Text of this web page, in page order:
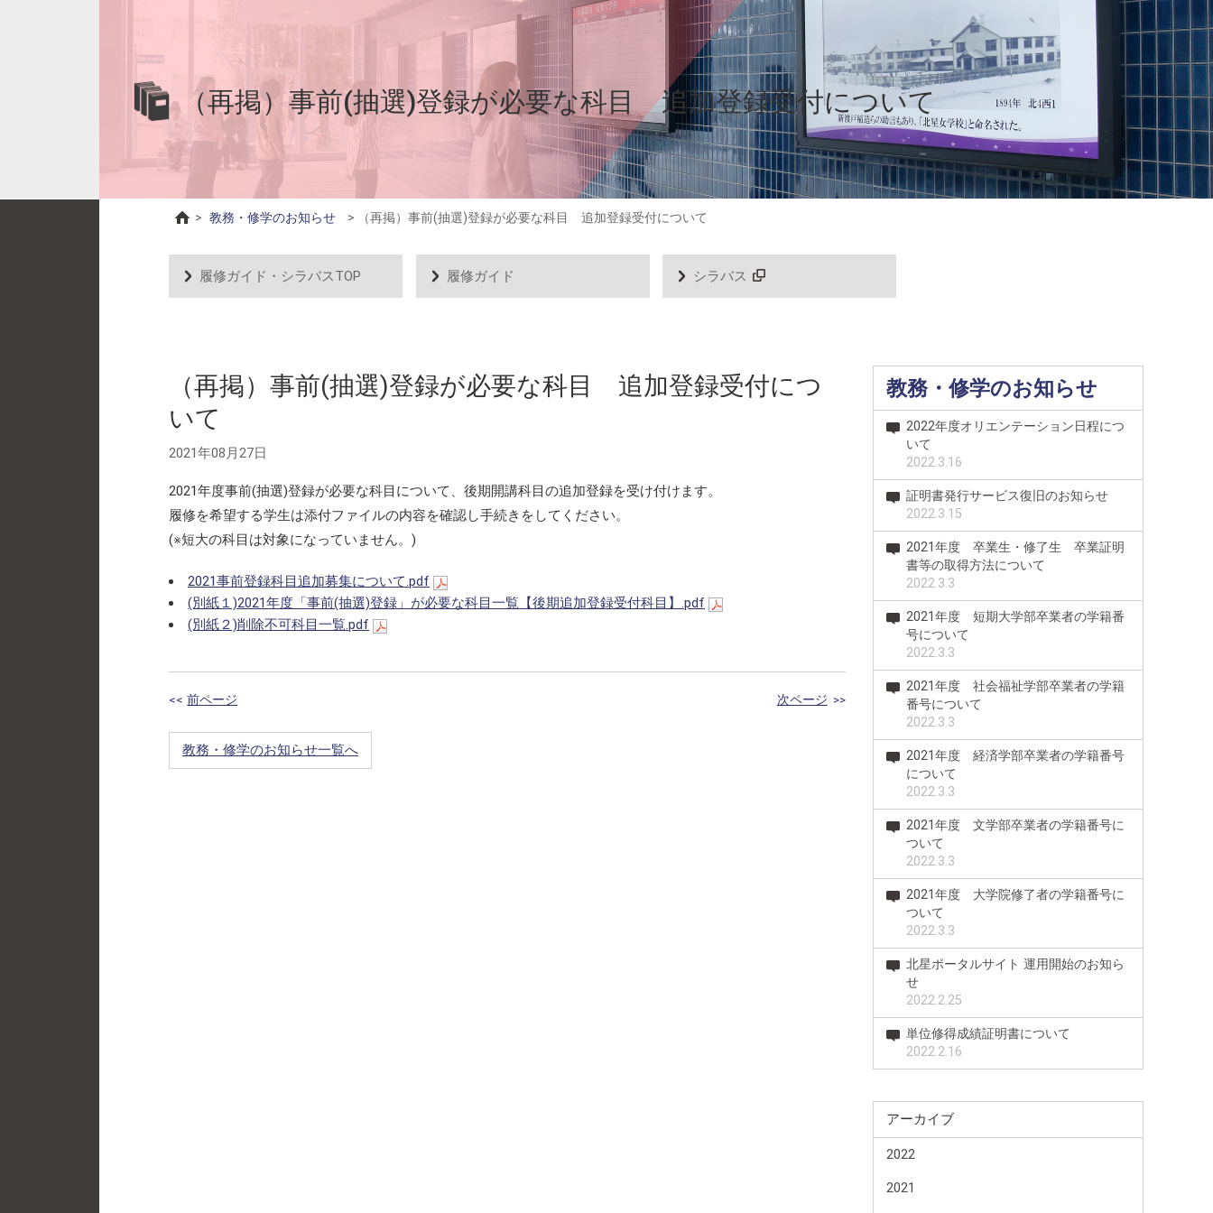
（再掲）事前(抽選)登録が必要な科目 追加登録受付について
> 教務・修学のお知らせ > （再掲）事前(抽選)登録が必要な科目 追加登録受付について
履修ガイド・シラバスTOP 履修ガイド シラバス
（再掲）事前(抽選)登録が必要な科目 追加登録受付につ
いて
2021年08月27日
2021年度事前(抽選)登録が必要な科目について、後期開講科目の追加登録を受け付けます。
履修を希望する学生は添付ファイルの内容を確認し手続きをしてください。
(※短大の科目は対象になっていません。)
2021事前登録科目追加募集について.pdf
(別紙１)2021年度「事前(抽選)登録」が必要な科目一覧【後期追加登録受付科目】.pdf
(別紙２)削除不可科目一覧.pdf
<< 前ページ 次ページ >>
教務・修学のお知らせ一覧へ
教務・修学のお知らせ
2022年度オリエンテーション日程につ
いて
2022.3.16
証明書発行サービス復旧のお知らせ
2022.3.15
2021年度 卒業生・修了生 卒業証明
書等の取得方法について
2022.3.3
2021年度 短期大学部卒業者の学籍番
号について
2022.3.3
2021年度 社会福祉学部卒業者の学籍
番号について
2022.3.3
2021年度 経済学部卒業者の学籍番号
について
2022.3.3
2021年度 文学部卒業者の学籍番号に
ついて
2022.3.3
2021年度 大学院修了者の学籍番号に
ついて
2022.3.3
北星ポータルサイト 運用開始のお知ら
せ
2022.2.25
単位修得成績証明書について
2022.2.16
アーカイブ
2022
2021